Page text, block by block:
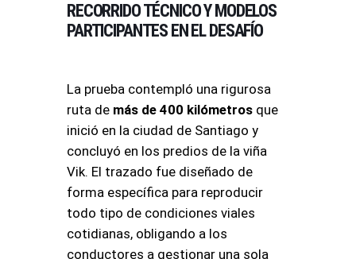
RECORRIDO TÉCNICO Y MODELOS
PARTICIPANTES EN EL DESAFÍO
La prueba contempló una rigurosa
ruta de más de 400 kilómetros que
inició en la ciudad de Santiago y
concluyó en los predios de la viña
Vik. El trazado fue diseñado de
forma específica para reproducir
todo tipo de condiciones viales
cotidianas, obligando a los
conductores a gestionar una sola